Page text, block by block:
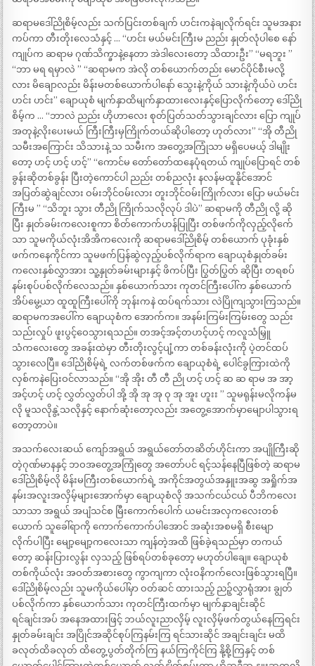
ဆရာမဒေါ်ညိုစိမ့်လည်း သက်ပြင်းတစ်ချက် ဟင်းကနဲချလိုက်ရင်း သူမအနား
ကပ်ကာ တီးတိုးလေသံနှင့် … “ဟင်း မယ်မင်းကြီးမ ညည်း နှုတ်လုံပါစေ နော်
ကျုပ်က ဆရာမ ဂုဏ်သိက္ခာနဲ့နေတာ အဲဒါလေးတော့ သိထားဦး” “မရဘူး ”
“ဘာ မရ ရမှာလဲ ” “ဆရာမက အဲလို တစ်ယောက်တည်း မောင်ပိုင်စီးမလို့
လား မိချောလည်း မိန်းမတစ်ယောက်ပါနော် သွေးနဲ့ကိုယ် သားနဲ့ကိုယ်ပဲ ဟင်း
ဟင်း ဟင်း” ချောယုစံ မျက်နှာထိမျက်နှာထားလေးနှင့်ပြောလိုက်တော့ ဒေါ်ညို
စိမ့်က … “ဘာလဲ ညည်း ဟိုဟာလေး စုတ်ပြတ်သတ်သွားချင်လား ပြော ကျုပ်
အတုနဲ့လိုးပေးမယ် ကြီးကြီးမှကြိုက်တယ်ဆိုပါတော့ ဟုတ်လား” “အို တီညို
သမီးအကြောင်း သိသားနဲ့ သ သမီးက အတွေ့အကြုံသာ မရှိပေမယ့် ဒါမျိုး
တော့ ဟင့် ဟင့် ဟင့်” “ကောင်မ တော်တော်ထနေပုံရတယ် ကျုပ်ပြောရင် တစ်
ခွန်းဆိုတစ်ခွန်း ပြီးတဲ့ကောင်ပါ ညည်း တစ်ညလုံး နလန်မထူနိုင်အောင်
အပြတ်ဆွဲချင်လား ဝမ်းဘိုင်ဝမ်းလား တူးဘိုင်ဝမ်းကြိုက်လား ပြော မယ်မင်း
ကြီးမ ” “သိဘူး သွား တီညို ကြိုက်သလိုလုပ် ဒါပဲ” ဆရာမကို တီညို လို့ ဆို
ပြီး နှုတ်ခမ်းကလေးစူကာ စိတ်ကောက်ဟန်ပြုပြီး တစ်ဖက်ကိုလှည့်လိုက်ေ
သာ သူမကိုယ်လုံးအိအိကလေးကို ဆရာမဒေါ်ညိုစိမ့် တစ်ယောက် ပုခုံးနှစ်
ဖက်ကနေကိုင်ကာ သူမဖက်ပြန်ဆွဲလှည့်ပစ်လိုက်ရာက ချောယုစံနှုတ်ခမ်း
ကလေးနှစ်လွှာအား သူ့နှုတ်ခမ်းများနှင့် ဖိကပ်ပြီး ပြွတ်ပြွတ် ဆိုပြီး တရစပ်
နမ်းစုပ်ပစ်လိုက်လေသည်။ နှစ်ယောက်သား ကုတင်ကြီးပေါ်က နှစ်ယောက်
အိပ်မွေ့ယာ ထူထူကြီးပေါ်ကို ဘုန်းကနဲ ထပ်ရက်သား လဲပြိုကျသွားကြသည်။
ဆရာမကအပေါ်က ချောယုစံက အောက်က။ အနမ်းကြမ်းကြမ်းတွေ သည်း
သည်းလှုပ် ဖူးပွင့်ဝေသွားရသည်။ တအင့်အင့်တဟင့်ဟင့် ကလူသံမြှူ
သံကလေးတွေ အခန်းထဲမှာ တီးတိုးလွင့်ပျံ့ကာ တစ်ခန်းလုံးကို ပဲ့တင်ထပ်
သွားလေပြီ။ ဒေါ်ညိုစိမ့်ရဲ့ လက်တစ်ဖက်က ချောယုစံရဲ့ ပေါင်ခွကြားထဲကို
လှစ်ကနဲပြေးဝင်လာသည်။ “အို အိုး တီ တီ ညို ဟင့် ဟင့် ဆ ဆ ရာမ အ အာ့
အင့်ဟင့် ဟင့် လွှတ်လွှတ်ပါ အို့ အို အု အု ဝု အု အူး ဟူးး ” သူမရုန်းမလိုကန်မ
လို မူသလိုနွဲ့သလိုနှင့် နောက်ဆုံးတော့လည်း အတွေ့အောက်မှာမျောပါသွားရ
တော့တာပဲ။
အသက်လေးဆယ် ကျော်အရွယ် အရွယ်တော်တဆိတ်ဟိုင်းကာ အပျိုကြီးဆို
တဲ့ဂုဏ်မာနနှင့် ဘဝအတွေ့အကြုံတွေ အတော်ပင် ရင့်သန်နေပြီဖြစ်တဲ့ ဆရာမ
ဒေါ်ညိုစိမ့်လို မိန်းမကြီးတစ်ယောက်ရဲ့ အကိုင်အတွယ်အနှူးအဆွ အရှိုက်အ
နမ်းအလူးအလှိမ့်များအောက်မှာ ချောယုစံလို အသက်ငယ်ငယ် ပီဘိကလေး
သာသာ အရွယ် အပျံသင်စ မြီးကောက်ပေါက် ယမင်းအလှကလေးတစ်
ယောက် သူခေါ်ရာကို ကောက်ကောက်ပါအောင် အဆုံးအစမရှိ စီးမျော
လိုက်ပါပြီး မျော့မျော့ကလေးသာ ကျန်တဲ့အထိ ဖြစ်ခဲ့ရသည်မှာ တကယ်
တော့ ဆန်းပြားလွန်း လှသည့် ဖြစ်ရပ်တစ်ခုတော့ မဟုတ်ပါချေ။ ချောယုစံ
တစ်ကိုယ်လုံး အဝတ်အစားတွေ ကွာကျကာ လုံးဝနိကက်လေးဖြစ်သွားရပြီ။
ဒေါ်ညိုစိမ့်လည်း သူမကိုယ်ပေါ်မှာ ဝတ်ဆင် ထားသည့် ညဉ့်လွှာရုံအား ချွတ်
ပစ်လိုက်ကာ နှစ်ယောက်သား ကုတင်ကြီးထက်မှာ မျက်နှာချင်းဆိုင်
ရင်ချင်းအပ် အနေအထားဖြင့် ဘယ်လူးညာလှိမ့် လူးလှိမ့်ဖက်တွယ်နေကြရင်း
နှုတ်ခမ်းချင်း အပြိုင်အဆိုင်စုပ်ကြနမ်းကြ ရင်သားဆိုင် အချင်းချင်း မထိ
ခလုတ်ထိခလုတ် ထိတွေ့ပွတ်တိုက်ကြ နယ်ကြကိုင်ကြ နို့စို့ကြနှင့် တစ်